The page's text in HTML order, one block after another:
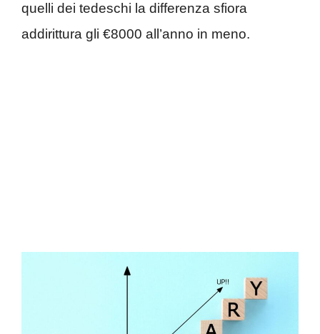
quelli dei tedeschi la differenza sfiora
addirittura gli €8000 all’anno in meno.